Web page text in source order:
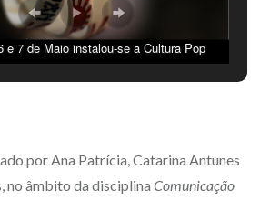
e 7 de Maio instalou-se a Cultura Pop
por Ana Patrícia, Catarina Antunes
no âmbito da disciplina Comunicação